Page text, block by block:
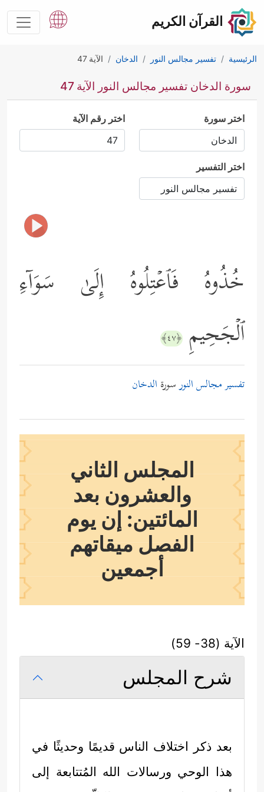
القرآن الكريم
الرئيسية تفسير مجالس النور الدخان الآية 47
سورة الدخان تفسير مجالس النور الآية 47
اختر سورة اختر رقم الآية
اختر التفسير
خُذُوهُ فَٱعۡتِلُوهُ إِلَىٰ سَوَاۤءِ
ٱلۡجَحِیمِ ﴿٤٧﴾
تفسير مجالس النورسورة الدخان
المجلس الثاني
والعشرون بعد
المائتين: إن يوم
الفصل ميقاتهم
أجمعين
الآية (38- 59)
شرح المجلس
بعد ذكر اختلاف الناس قديمًا وحديثًا في
هذا الوحي ورسالات الله المُتتابعة إلى